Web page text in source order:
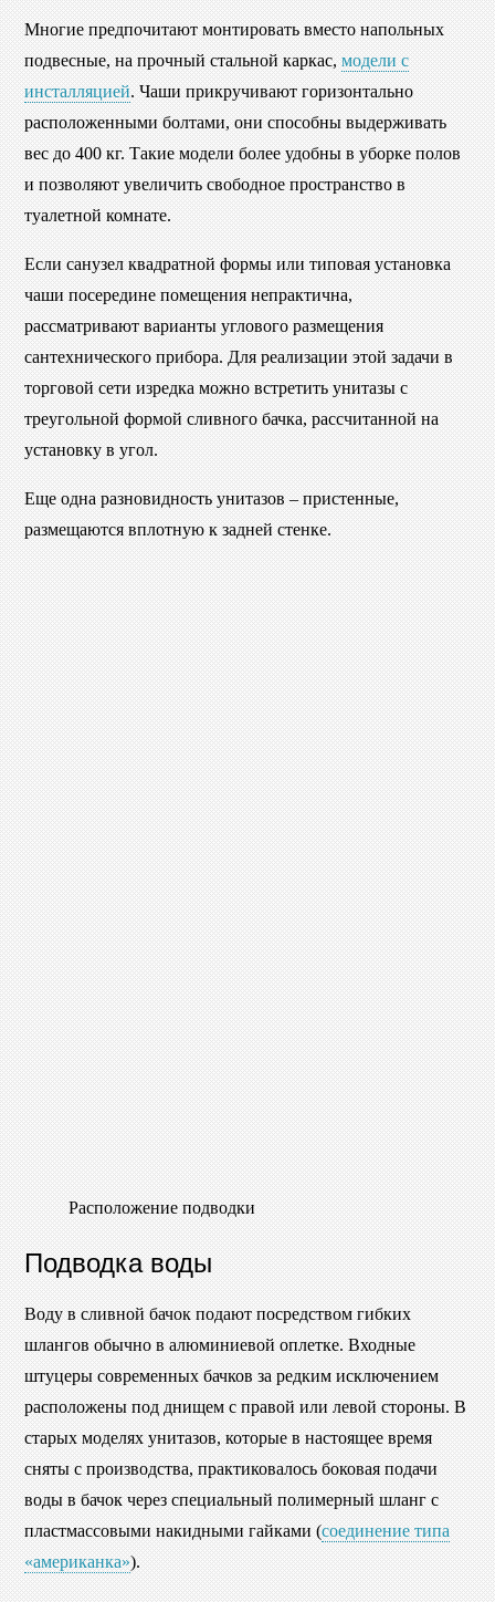
Многие предпочитают монтировать вместо напольных
подвесные, на прочный стальной каркас, модели с
инсталляцией. Чаши прикручивают горизонтально
расположенными болтами, они способны выдерживать
вес до 400 кг. Такие модели более удобны в уборке полов
и позволяют увеличить свободное пространство в
туалетной комнате.
Если санузел квадратной формы или типовая установка
чаши посередине помещения непрактична,
рассматривают варианты углового размещения
сантехнического прибора. Для реализации этой задачи в
торговой сети изредка можно встретить унитазы с
треугольной формой сливного бачка, рассчитанной на
установку в угол.
Еще одна разновидность унитазов – пристенные,
размещаются вплотную к задней стенке.
Расположение подводки
Подводка воды
Воду в сливной бачок подают посредством гибких
шлангов обычно в алюминиевой оплетке. Входные
штуцеры современных бачков за редким исключением
расположены под днищем с правой или левой стороны. В
старых моделях унитазов, которые в настоящее время
сняты с производства, практиковалось боковая подачи
воды в бачок через специальный полимерный шланг с
пластмассовыми накидными гайками (соединение типа
«американка»).